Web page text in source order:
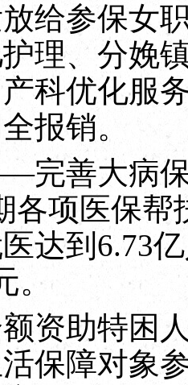
给参保女
理、分娩
科优化服
报销。
大病保
各项医保
达到6.73
。
助特困人
保障对象